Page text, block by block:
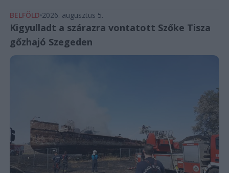
BELFÖLD 2026. augusztus 5.
Kigyulladt a szárazra vontatott Szőke Tisza
gőzhajó Szegeden